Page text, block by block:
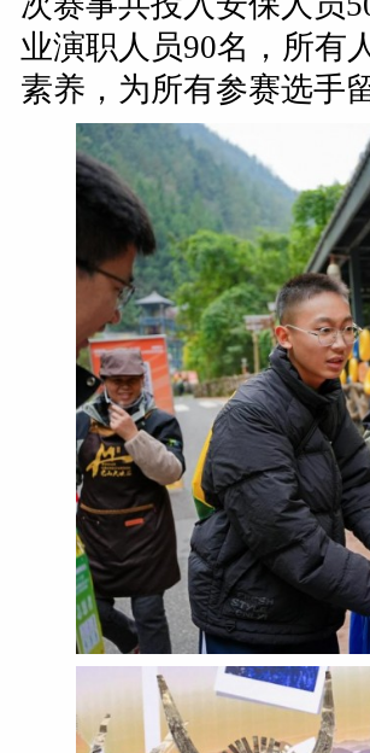
业演职人员90名，所有
素养，为所有参赛选手